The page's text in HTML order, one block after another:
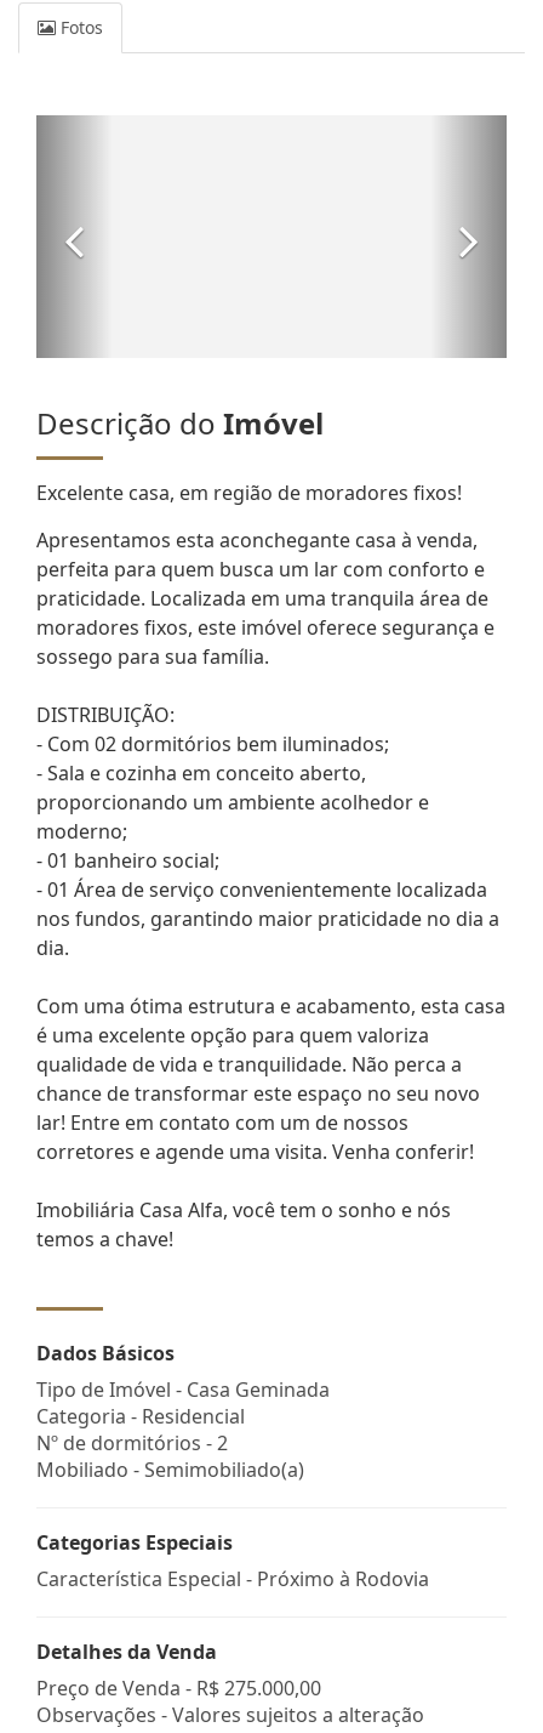
Fotos
Descrição do Imóvel
Excelente casa, em região de moradores fixos!
Apresentamos esta aconchegante casa à venda,
perfeita para quem busca um lar com conforto e
praticidade. Localizada em uma tranquila área de
moradores fixos, este imóvel oferece segurança e
sossego para sua família.
DISTRIBUIÇÃO:
- Com 02 dormitórios bem iluminados;
- Sala e cozinha em conceito aberto,
proporcionando um ambiente acolhedor e
moderno;
- 01 banheiro social;
- 01 Área de serviço convenientemente localizada
nos fundos, garantindo maior praticidade no dia a
dia.
Com uma ótima estrutura e acabamento, esta casa
é uma excelente opção para quem valoriza
qualidade de vida e tranquilidade. Não perca a
chance de transformar este espaço no seu novo
lar! Entre em contato com um de nossos
corretores e agende uma visita. Venha conferir!
Imobiliária Casa Alfa, você tem o sonho e nós
temos a chave!
Dados Básicos
Tipo de Imóvel - Casa Geminada
Categoria - Residencial
Nº de dormitórios - 2
Mobiliado - Semimobiliado(a)
Categorias Especiais
Característica Especial - Próximo à Rodovia
Detalhes da Venda
Preço de Venda - R$ 275.000,00
Observações - Valores sujeitos a alteração